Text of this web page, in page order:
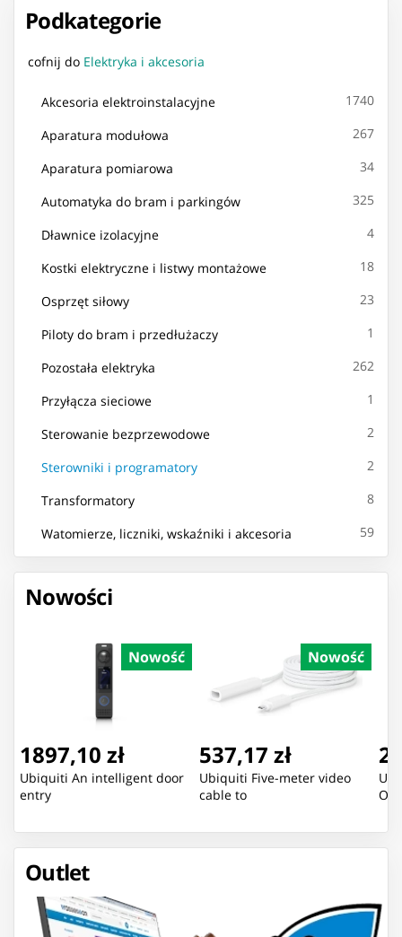
Podkategorie
cofnij do Elektryka i akcesoria
Akcesoria elektroinstalacyjne 1740
Aparatura modułowa 267
Aparatura pomiarowa 34
Automatyka do bram i parkingów 325
Dławnice izolacyjne 4
Kostki elektryczne i listwy montażowe 18
Osprzęt siłowy 23
Piloty do bram i przedłużaczy 1
Pozostała elektryka 262
Przyłącza sieciowe 1
Sterowanie bezprzewodowe 2
Sterowniki i programatory 2
Transformatory 8
Watomierze, liczniki, wskaźniki i akcesoria 59
Nowości
Nowość
1897,10 zł
Ubiquiti An intelligent door
entry
Nowość
537,17 zł
Ubiquiti Five-meter video
cable to
Outlet